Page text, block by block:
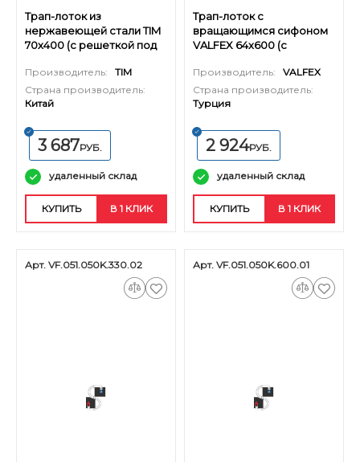
Трап-лоток из
нержавеющей стали TIM
70х400 (c решеткой под
Производитель:
TIM
Страна производитель:
Китай
3 687РУБ.
удаленный склад
КУПИТЬ В 1 КЛИК
Трап-лоток с
вращающимся сифоном
VALFEX 64х600 (с
нерж. стали)
Производитель:
VALFEX
Страна производитель:
Турция
2 924РУБ.
удаленный склад
КУПИТЬ В 1 КЛИК
Арт. VF.051.050K.330.02 Арт. VF.051.050K.600.01